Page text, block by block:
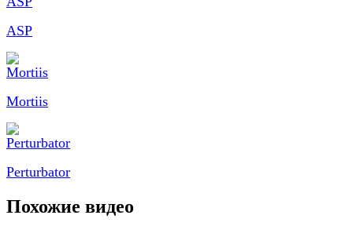
ASP
Mortiis
Perturbator
Похожие видео